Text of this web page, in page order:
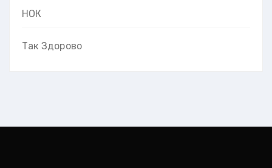
НОК
Так Здорово